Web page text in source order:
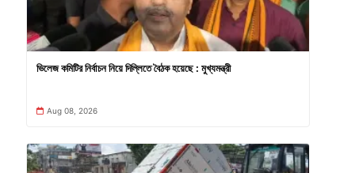
ভিলেজ কমিটির নির্বাচন নিয়ে দিল্লিতে বৈঠক হয়েছে : মুখ্যমন্ত্রী
Aug 08, 2026